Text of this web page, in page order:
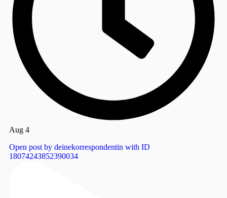
Aug 4
Open post by deinekorrespondentin with ID
18074243852390034